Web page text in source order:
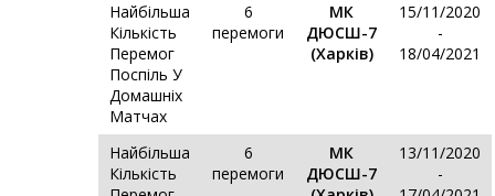
Найбільша
Кількість
Перемог
Поспіль У
Домашніх
Матчах
6
перемоги
МК
ДЮСШ-7
(Харків)
15/11/2020
-
18/04/2021
Найбільша
Кількість
6
перемоги
МК
ДЮСШ-7
13/11/2020
-